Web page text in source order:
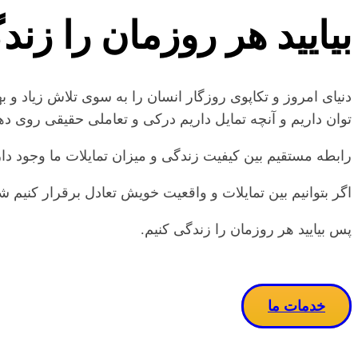
بیایید هر روزمان را
دنیای امروز و تکاپوی روزگار انسان را به سوی تلاش
توان داریم و آنچه تمایل داریم درکی و تعاملی حقیقی روی دهد ٫ چه بسا این سرگشتگی جای خود را به آسودگی و این تلاش زیاد گاها به تلاش هدفمند مبدل
رابطه مستقیم بین کیفیت زندگی و میزان تمایلات ما وجود
اگر بتوانیم بین تمایلات و واقعیت خویش تعادل برقرار
پس بیایید هر روزمان را زندگی کنیم.
خدمات ما